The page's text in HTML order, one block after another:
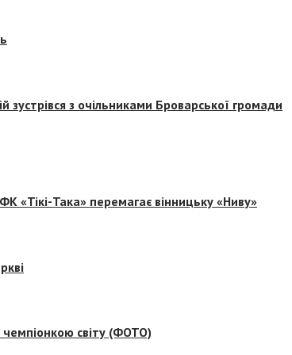
з очільниками Броварської громади
«Тікі-Така» перемагає вінницьку «Ниву»
чемпіонкою світу (ФОТО)